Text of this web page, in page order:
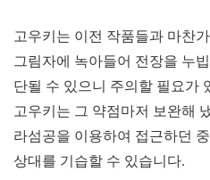
고우키는 이전 작품들과 마찬
그림자에 녹아들어 전장을 누
단될 수 있으니 주의할 필요가
고우키는 그 약점마저 보완해
라섬공을 이용하여 접근하던
상대를 기습할 수 있습니다.